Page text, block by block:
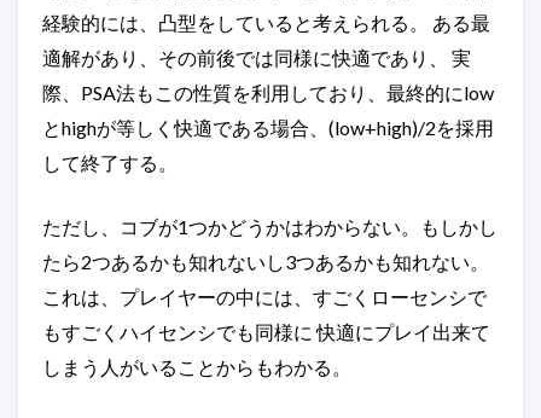
経験的には、凸型をしていると考えられる。 ある最
適解があり、その前後では同様に快適であり、 実
際、PSA法もこの性質を利用しており、最終的にlow
とhighが等しく快適である場合、(low+high)/2を採用
して終了する。
ただし、コブが1つかどうかはわからない。もしかし
たら2つあるかも知れないし3つあるかも知れない。
これは、プレイヤーの中には、すごくローセンシで
もすごくハイセンシでも同様に 快適にプレイ出来て
しまう人がいることからもわかる。